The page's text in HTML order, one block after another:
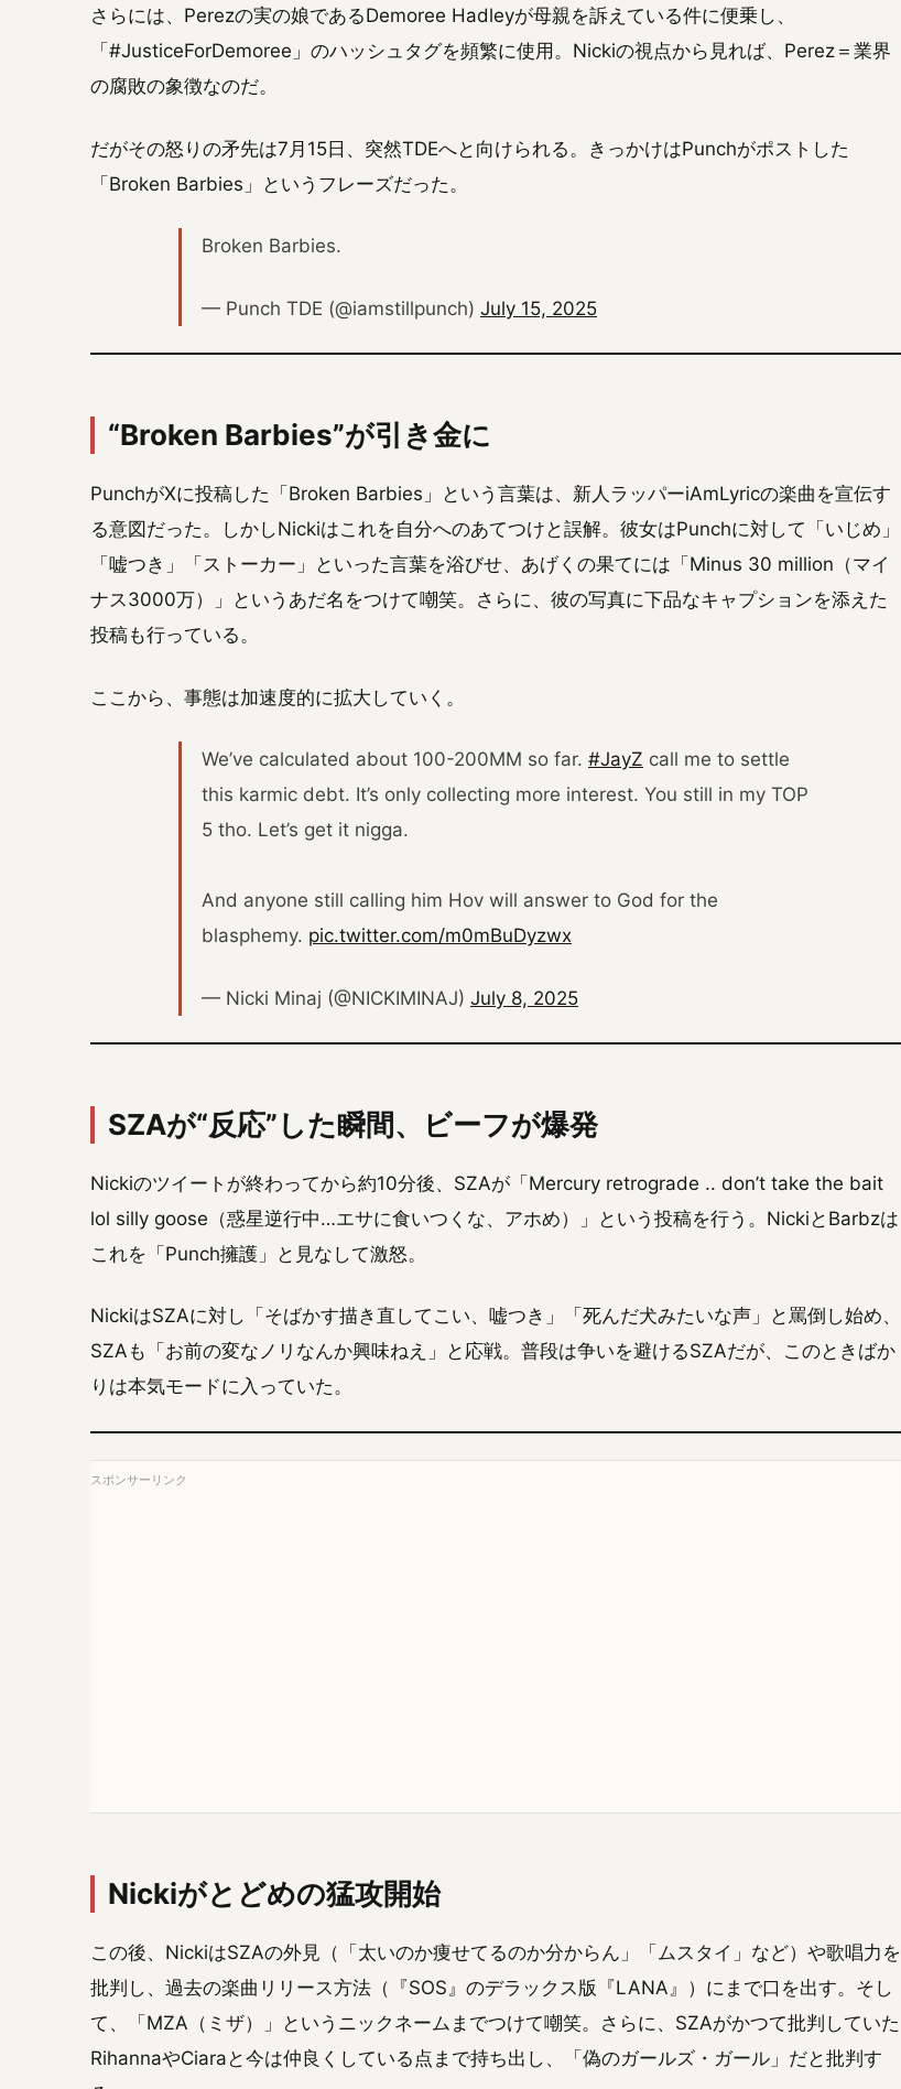
さらには、Perezの実の娘であるDemoree Hadleyが母親を訴えている件に便乗し、
「#JusticeForDemoree」のハッシュタグを頻繁に使用。Nickiの視点から見れば、Perez＝業界
の腐敗の象徴なのだ。
だがその怒りの矛先は7月15日、突然TDEへと向けられる。きっかけはPunchがポストした
「Broken Barbies」というフレーズだった。
Broken Barbies.
— Punch TDE (@iamstillpunch) July 15, 2025
“Broken Barbies”が引き金に
PunchがXに投稿した「Broken Barbies」という言葉は、新人ラッパーiAmLyricの楽曲を宣伝す
る意図だった。しかしNickiはこれを自分へのあてつけと誤解。彼女はPunchに対して「いじめ」
「嘘つき」「ストーカー」といった言葉を浴びせ、あげくの果てには「Minus 30 million（マイ
ナス3000万）」というあだ名をつけて嘲笑。さらに、彼の写真に下品なキャプションを添えた
投稿も行っている。
ここから、事態は加速度的に拡大していく。
We’ve calculated about 100-200MM so far. #JayZ call me to settle
this karmic debt. It’s only collecting more interest. You still in my TOP
5 tho. Let’s get it nigga.
And anyone still calling him Hov will answer to God for the
blasphemy. pic.twitter.com/m0mBuDyzwx
— Nicki Minaj (@NICKIMINAJ) July 8, 2025
SZAが“反応”した瞬間、ビーフが爆発
Nickiのツイートが終わってから約10分後、SZAが「Mercury retrograde .. don’t take the bait
lol silly goose（惑星逆行中…エサに食いつくな、アホめ）」という投稿を行う。NickiとBarbzは
これを「Punch擁護」と見なして激怒。
NickiはSZAに対し「そばかす描き直してこい、嘘つき」「死んだ犬みたいな声」と罵倒し始め、
SZAも「お前の変なノリなんか興味ねえ」と応戦。普段は争いを避けるSZAだが、このときばか
りは本気モードに入っていた。
スポンサーリンク
Nickiがとどめの猛攻開始
この後、NickiはSZAの外見（「太いのか痩せてるのか分からん」「ムスタイ」など）や歌唱力を
批判し、過去の楽曲リリース方法（『SOS』のデラックス版『LANA』）にまで口を出す。そし
て、「MZA（ミザ）」というニックネームまでつけて嘲笑。さらに、SZAがかつて批判していた
RihannaやCiaraと今は仲良くしている点まで持ち出し、「偽のガールズ・ガール」だと批判す